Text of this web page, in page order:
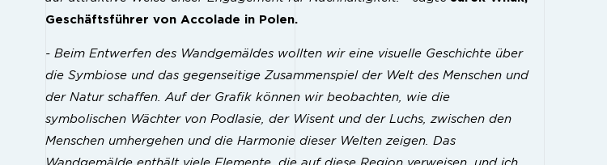
Geschäftsführer von Accolade in Polen.
- Beim Entwerfen des Wandgemäldes wollten wir eine visuelle Geschichte über
die Symbiose und das gegenseitige Zusammenspiel der Welt des Menschen und
der Natur schaffen. Auf der Grafik können wir beobachten, wie die
symbolischen Wächter von Podlasie, der Wisent und der Luchs, zwischen den
Menschen umhergehen und die Harmonie dieser Welten zeigen. Das